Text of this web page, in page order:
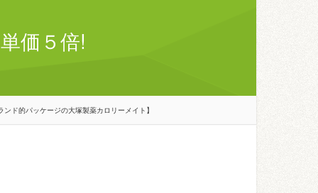
価５倍!
ド的パッケージの大塚製薬カロリーメイト】